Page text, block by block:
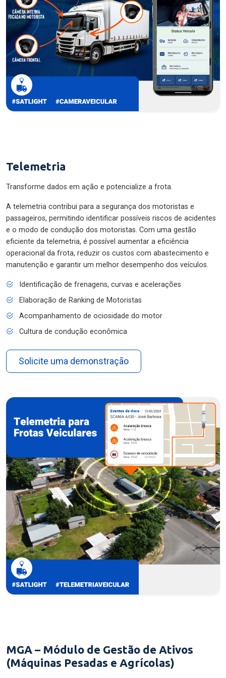
Telemetria
Transforme dados em ação e potencialize a frota.
A telemetria contribui para a segurança dos motoristas e
passageiros, permitindo identificar possíveis riscos de acidentes
e o modo de condução dos motoristas. Com uma gestão
eficiente da telemetria, é possível aumentar a eficiência
operacional da frota, reduzir os custos com abastecimento e
manutenção e garantir um melhor desempenho dos veículos.
Identificação de frenagens, curvas e acelerações
Elaboração de Ranking de Motoristas
Acompanhamento de ociosidade do motor
Cultura de condução econômica
Solicite uma demonstração
MGA – Módulo de Gestão de Ativos
(Máquinas Pesadas e Agrícolas)